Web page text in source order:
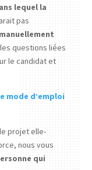
lequel la
pas
questions liées
le candidat et
mode d’emploi
projet elle-
nous vous
qui